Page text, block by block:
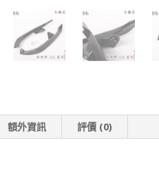
額外資訊 評價 (0)